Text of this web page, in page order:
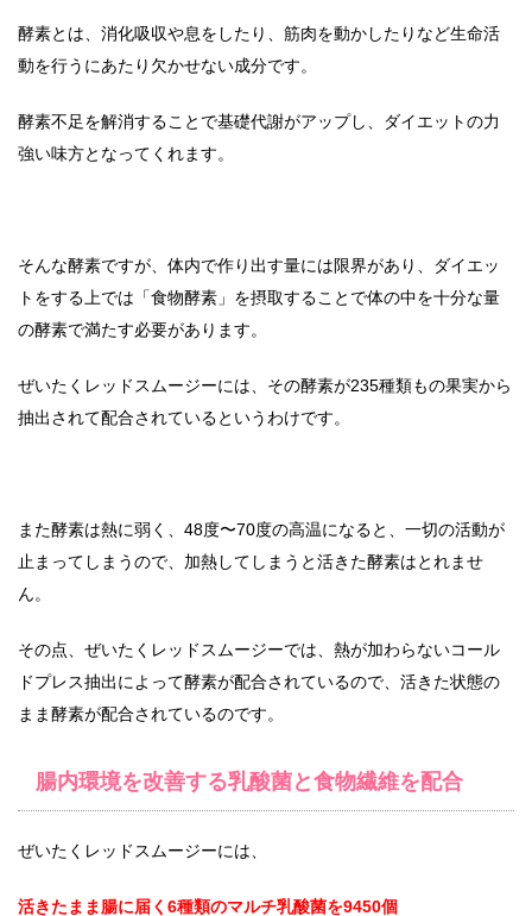
酵素とは、消化吸収や息をしたり、筋肉を動かしたりなど生命活
動を行うにあたり欠かせない成分です。
酵素不足を解消することで基礎代謝がアップし、ダイエットの力
強い味方となってくれます。
そんな酵素ですが、体内で作り出す量には限界があり、ダイエッ
トをする上では「食物酵素」を摂取することで体の中を十分な量
の酵素で満たす必要があります。
ぜいたくレッドスムージーには、その酵素が235種類もの果実から
抽出されて配合されているというわけです。
また酵素は熱に弱く、48度〜70度の高温になると、一切の活動が
止まってしまうので、加熱してしまうと活きた酵素はとれませ
ん。
その点、ぜいたくレッドスムージーでは、熱が加わらないコール
ドプレス抽出によって酵素が配合されているので、活きた状態の
まま酵素が配合されているのです。
腸内環境を改善する乳酸菌と食物繊維を配合
ぜいたくレッドスムージーには、
活きたまま腸に届く6種類のマルチ乳酸菌を9450個